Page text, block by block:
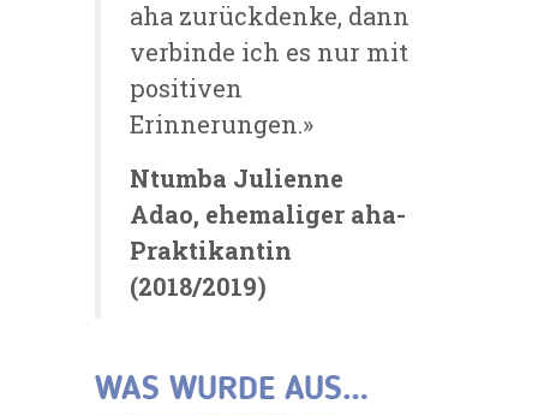
aha zurückdenke, dann
verbinde ich es nur mit
positiven
Erinnerungen.»
Ntumba Julienne
Adao, ehemaliger aha-
Praktikantin
(2018/2019)
WAS WURDE AUS…